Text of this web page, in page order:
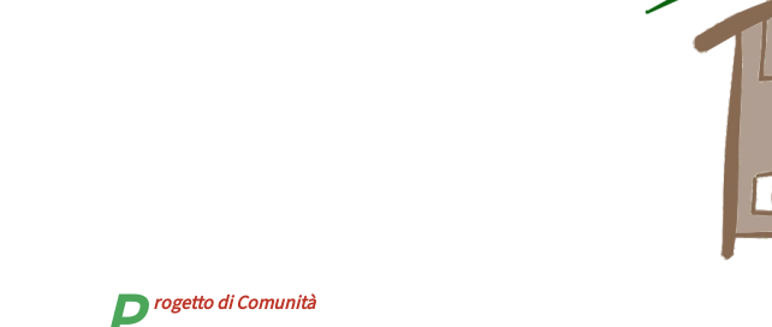
rogetto di Comunità